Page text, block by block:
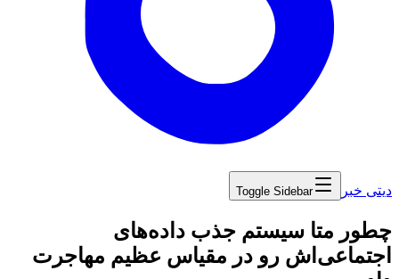
دیتی خبر Toggle Sidebar
‏چطور متا سیستم جذب داده‌های
اجتماعی‌اش رو در مقیاس عظیم مهاجرت